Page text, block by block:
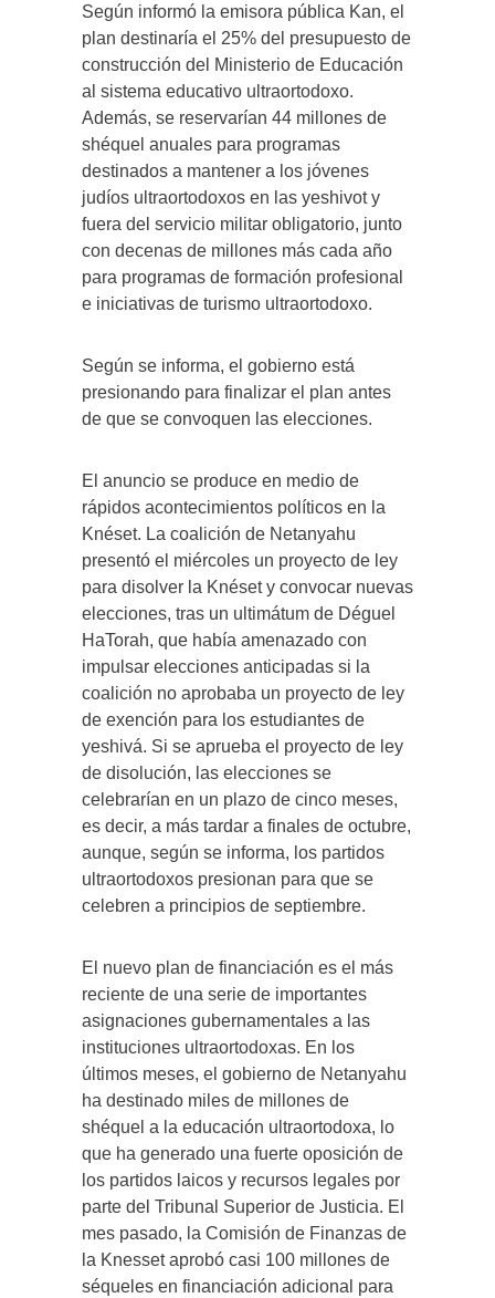
Según informó la emisora ​​pública Kan, el
plan destinaría el 25% del presupuesto de
construcción del Ministerio de Educación
al sistema educativo ultraortodoxo.
Además, se reservarían 44 millones de
shéquel anuales para programas
destinados a mantener a los jóvenes
judíos ultraortodoxos en las yeshivot y
fuera del servicio militar obligatorio, junto
con decenas de millones más cada año
para programas de formación profesional
e iniciativas de turismo ultraortodoxo.
Según se informa, el gobierno está
presionando para finalizar el plan antes
de que se convoquen las elecciones.
El anuncio se produce en medio de
rápidos acontecimientos políticos en la
Knéset. La coalición de Netanyahu
presentó el miércoles un proyecto de ley
para disolver la Knéset y convocar nuevas
elecciones, tras un ultimátum de Déguel
HaTorah, que había amenazado con
impulsar elecciones anticipadas si la
coalición no aprobaba un proyecto de ley
de exención para los estudiantes de
yeshivá. Si se aprueba el proyecto de ley
de disolución, las elecciones se
celebrarían en un plazo de cinco meses,
es decir, a más tardar a finales de octubre,
aunque, según se informa, los partidos
ultraortodoxos presionan para que se
celebren a principios de septiembre.
El nuevo plan de financiación es el más
reciente de una serie de importantes
asignaciones gubernamentales a las
instituciones ultraortodoxas. En los
últimos meses, el gobierno de Netanyahu
ha destinado miles de millones de
shéquel a la educación ultraortodoxa, lo
que ha generado una fuerte oposición de
los partidos laicos y recursos legales por
parte del Tribunal Superior de Justicia. El
mes pasado, la Comisión de Finanzas de
la Knesset aprobó casi 100 millones de
séqueles en financiación adicional para